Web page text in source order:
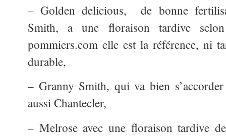
– Golden delicious, de bonne
Smith, a une floraison tardive
pommiers.com elle est la référence, ni
durable,
– Granny Smith, qui va bien
aussi Chantecler,
– Melrose avec une floraison tardive